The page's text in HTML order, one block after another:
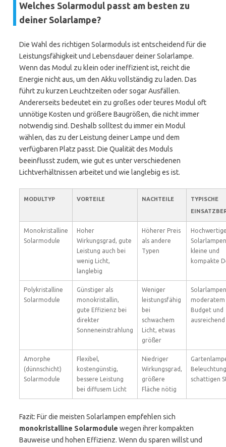
Welches Solarmodul passt am besten zu
deiner Solarlampe?
Die Wahl des richtigen Solarmoduls ist entscheidend für die
Leistungsfähigkeit und Lebensdauer deiner Solarlampe.
Wenn das Modul zu klein oder ineffizient ist, reicht die
Energie nicht aus, um den Akku vollständig zu laden. Das
führt zu kurzen Leuchtzeiten oder sogar Ausfällen.
Andererseits bedeutet ein zu großes oder teures Modul oft
unnötige Kosten und größere Baugrößen, die nicht immer
notwendig sind. Deshalb solltest du immer ein Modul
wählen, das zu der Leistung deiner Lampe und dem
verfügbaren Platz passt. Die Qualität des Moduls
beeinflusst zudem, wie gut es unter verschiedenen
Lichtverhältnissen arbeitet und wie langlebig es ist.
MODULTYP VORTEILE NACHTEILE
TYPISCHE
Monokristalline
Solarmodule
Hoher
Wirkungsgrad, gute
Leistung auch bei
wenig Licht,
langlebig
Höherer Preis
als andere
Typen
kleine und
kompakte
Polykristalline
Solarmodule
Günstiger als
monokristallin,
gute Effizienz bei
direkter
Sonneneinstrahlung
Weniger
leistungsfähig
bei
schwachem
Licht, etwas
größer
moderatem
Budget und
Amorphe
(dünnschicht)
Solarmodule
Flexibel,
kostengünstig,
bessere Leistung
bei diffusem Licht
Niedriger
Wirkungsgrad,
größere
Fläche nötig
schattigen
Fazit: Für die meisten Solarlampen empfehlen sich
monokristalline Solarmodule wegen ihrer kompakten
Bauweise und hohen Effizienz. Wenn du sparen willst und